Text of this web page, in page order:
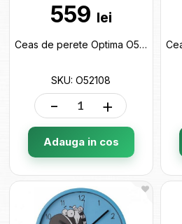
559 lei
Ceas de perete Optima O52108
SKU: O52108
- +
Adauga in cos